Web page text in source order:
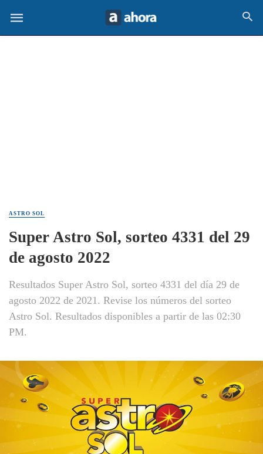
ASTRO SOL
Super Astro Sol, sorteo 4331 del 29
de agosto 2022
Resultados Super Astro Sol, sorteo 4331 del día 29 de
agosto 2022 de 2021. Revise los números del sorteo
Astro Sol. Resultados disponibles a partir de las 02:30
PM.